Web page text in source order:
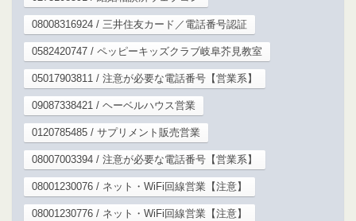
08008316924 / 三井住友カード／電話番号認証
0582420747 / ペッピーキッズクラブ岐阜芥見教室
05017903811 / 注意が必要な電話番号【営業系】
09087338421 / ヘーベルハウス営業
0120785485 / サプリメント販売営業
08007003394 / 注意が必要な電話番号【営業系】
08001230076 / ネット・WiFi回線営業【注意】
08001230776 / ネット・WiFi回線営業【注意】